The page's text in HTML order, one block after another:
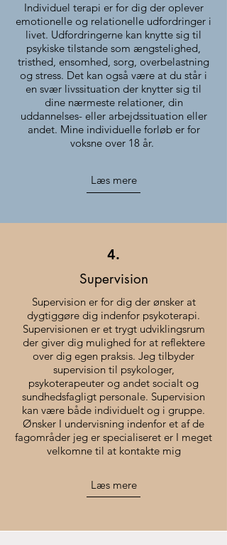
Individuel terapi er for dig der oplever
emotionelle og relationelle udfordringer i
livet. Udfordringerne kan knytte sig til
psykiske tilstande som ængstelighed,
tristhed, ensomhed, sorg, overbelastning
og stress. Det kan også være at du står i
en svær livssituation der knytter sig til
dine nærmeste relationer, din
uddannelses- eller arbejdssituation eller
andet. Mine individuelle forløb er for
voksne over 18 år.
Læs mere
4.
Supervision
Supervision er for dig der ønsker at
dygtiggøre dig indenfor psykoterapi.
Supervisionen er et trygt udviklingsrum
der giver dig mulighed for at reflektere
over dig egen praksis. Jeg tilbyder
supervision til psykologer,
psykoterapeuter og andet socialt og
sundhedsfagligt personale. Supervision
kan være både individuelt og i gruppe.
Ønsker I undervisning indenfor et af de
fagområder jeg er specialiseret er I meget
velkomne til at kontakte mig
Læs mere